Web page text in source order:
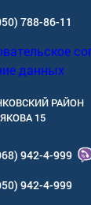
788-86-11
данных
РАЙОН
15
942-4-999
942-4-999